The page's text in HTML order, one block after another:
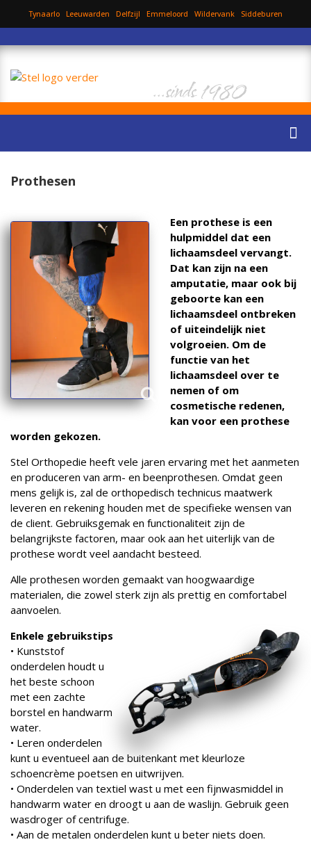
Tynaarlo Leeuwarden Delfzijl Emmeloord Wildervank Siddeburen
...sinds 1980
Prothesen
Een prothese is een
hulpmiddel dat een
lichaamsdeel vervangt.
Dat kan zijn na een
amputatie, maar ook bij
geboorte kan een
lichaamsdeel ontbreken
of uiteindelijk niet
volgroeien. Om de
functie van het
lichaamsdeel over te
nemen of om
cosmetische redenen,
kan voor een prothese
worden gekozen.
Stel Orthopedie heeft vele jaren ervaring met het aanmeten
en produceren van arm- en beenprothesen. Omdat geen
mens gelijk is, zal de orthopedisch technicus maatwerk
leveren en rekening houden met de specifieke wensen van
de client. Gebruiksgemak en functionaliteit zijn de
belangrijkste factoren, maar ook aan het uiterlijk van de
prothese wordt veel aandacht besteed.
Alle prothesen worden gemaakt van hoogwaardige
materialen, die zowel sterk zijn als prettig en comfortabel
aanvoelen.
Enkele gebruikstips
• Kunststof
onderdelen houdt u
het beste schoon
met een zachte
borstel en handwarm
water.
• Leren onderdelen
kunt u eventueel aan de buitenkant met kleurloze
schoencrème poetsen en uitwrijven.
• Onderdelen van textiel wast u met een fijnwasmiddel in
handwarm water en droogt u aan de waslijn. Gebruik geen
wasdroger of centrifuge.
• Aan de metalen onderdelen kunt u beter niets doen.